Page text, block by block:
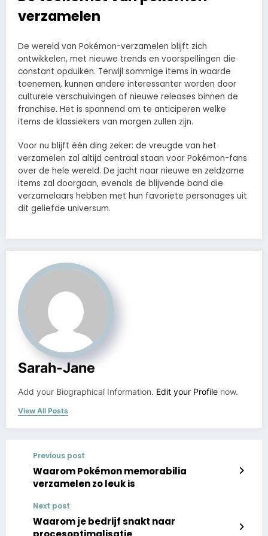
verzamelen
De wereld van Pokémon-verzamelen blijft zich
ontwikkelen, met nieuwe trends en voorspellingen die
constant opduiken. Terwijl sommige items in waarde
toenemen, kunnen andere interessanter worden door
culturele verschuivingen of nieuwe releases binnen de
franchise. Het is spannend om te anticiperen welke
items de klassiekers van morgen zullen zijn.
Voor nu blijft één ding zeker: de vreugde van het
verzamelen zal altijd centraal staan voor Pokémon-fans
over de hele wereld. De jacht naar nieuwe en zeldzame
items zal doorgaan, evenals de blijvende band die
verzamelaars hebben met hun favoriete personages uit
dit geliefde universum.
Sarah-Jane
Add your Biographical Information. Edit your Profile now.
View All Posts
Previous post
Waarom Pokémon memorabilia
verzamelen zo leuk is
Next post
Waarom je bedrijf snakt naar